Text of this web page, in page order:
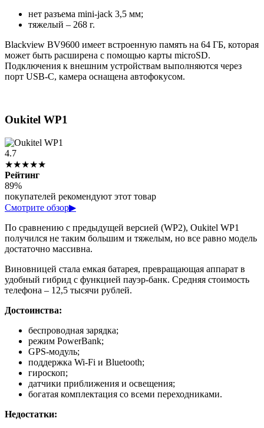
нет разъема mini-jack 3,5 мм;
тяжелый – 268 г.
Blackview BV9600 имеет встроенную память на 64 ГБ, которая
может быть расширена с помощью карты microSD.
Подключения к внешним устройствам выполняются через
порт USB-С, камера оснащена автофокусом.
Oukitel WP1
4.7
★★★★★
Рейтинг
89%
покупателей рекомендуют этот товар
Смотрите обзор▶
По сравнению с предыдущей версией (WP2), Oukitel WP1
получился не таким большим и тяжелым, но все равно модель
достаточно массивна.
Виновницей стала емкая батарея, превращающая аппарат в
удобный гибрид с функцией пауэр-банк. Средняя стоимость
телефона – 12,5 тысячи рублей.
Достоинства:
беспроводная зарядка;
режим PowerBank;
GPS-модуль;
поддержка Wi-Fi и Bluetooth;
гироскоп;
датчики приближения и освещения;
богатая комплектация со всеми переходниками.
Недостатки: